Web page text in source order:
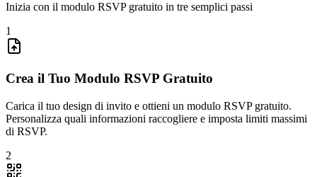
Inizia con il modulo RSVP gratuito in tre semplici passi
1
Crea il Tuo Modulo RSVP Gratuito
Carica il tuo design di invito e ottieni un modulo RSVP gratuito.
Personalizza quali informazioni raccogliere e imposta limiti massimi
di RSVP.
2